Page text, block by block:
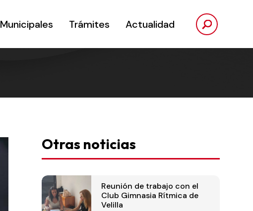
Trámites Actualidad
Otras noticias
Reunión de trabajo con el
Club Gimnasia Rítmica de
Velilla